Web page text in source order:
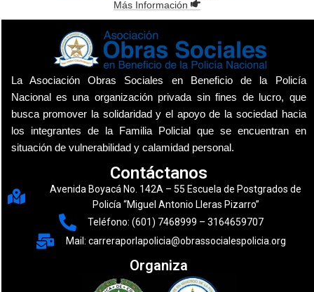
Más Información
La Asociación Obras Sociales en Beneficio de la Policía
Nacional es una organización privada sin fines de lucro, que
busca promover la solidaridad y el apoyo de la sociedad hacia
los integrantes de la Familia Policial que se encuentran en
situación de vulnerabilidad y calamidad personal.
Contáctanos
Avenida Boyacá No. 142A – 55 Escuela de Postgrados de
Policía “Miguel Antonio Lleras Pizarro”
Teléfono: (601) 7468999 – 3164659707
Mail: carreraporlapolicia@obrassocialespolicia.org
Organiza